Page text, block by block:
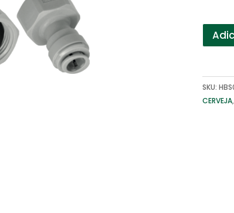
SKU:
CERVEJA,